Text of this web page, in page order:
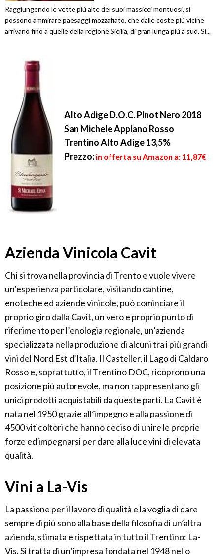
Raggiungendo le vette più alte dei suoi massicci montuosi, si
possono ammirare paesaggi mozzafiato, che dalle coste più vicine
arrivano fino a quelle della regione Sicilia, di gran lunga più a sud. Si...
Alto Adige D.O.C. Pinot Nero 2018
San Michele Appiano Rosso
Trentino Alto Adige 13,5%
Prezzo: in offerta su Amazon a: 11,87€
Azienda Vinicola Cavit
Chi si trova nella provincia di Trento e vuole vivere
un’esperienza particolare, visitando cantine,
enoteche ed aziende vinicole, può cominciare il
proprio giro dalla Cavit, un vero e proprio punto di
riferimento per l’enologia regionale, un’azienda
specializzata nella produzione di alcuni tra i più grandi
vini del Nord Est d’Italia. Il Casteller, il Lago di Caldaro
Rosso e, soprattutto, il Trentino DOC, ricoprono una
posizione più autorevole, ma non rappresentano gli
unici prodotti acquistabili da queste parti. La Cavit è
nata nel 1950 grazie all’impegno e alla passione di
4500 viticoltori che hanno deciso di unire le proprie
forze ed impegnarsi per dare alla luce vini di elevata
qualità.
Vini a La-Vis
La passione per il lavoro di qualità e la voglia di dare
sempre di più sono alla base della filosofia di un’altra
azienda, stimata e rispettata in tutto il Trentino: La-
Vis. Si tratta di un’impresa fondata nel 1948 nello